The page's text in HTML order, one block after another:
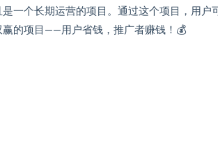
一个长期运营的项目。通过这个项目，用
的项目——用户省钱，推广者赚钱！💰